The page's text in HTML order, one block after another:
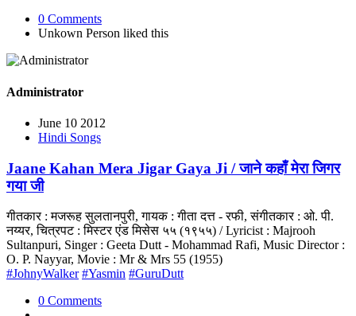
0 Comments
Unkown Person liked this
Administrator
June 10 2012
Hindi Songs
Jaane Kahan Mera Jigar Gaya Ji / जाने कहाँ मेरा जिगर
गया जी
गीतकार : मजरूह सुलतानपुरी, गायक : गीता दत्त - रफी, संगीतकार : ओ. पी.
नय्यर, चित्रपट : मिस्टर एंड मिसेस ५५ (१९५५) / Lyricist : Majrooh
Sultanpuri, Singer : Geeta Dutt - Mohammad Rafi, Music Director :
O. P. Nayyar, Movie : Mr & Mrs 55 (1955)
#JohnyWalker #Yasmin #GuruDutt
0 Comments